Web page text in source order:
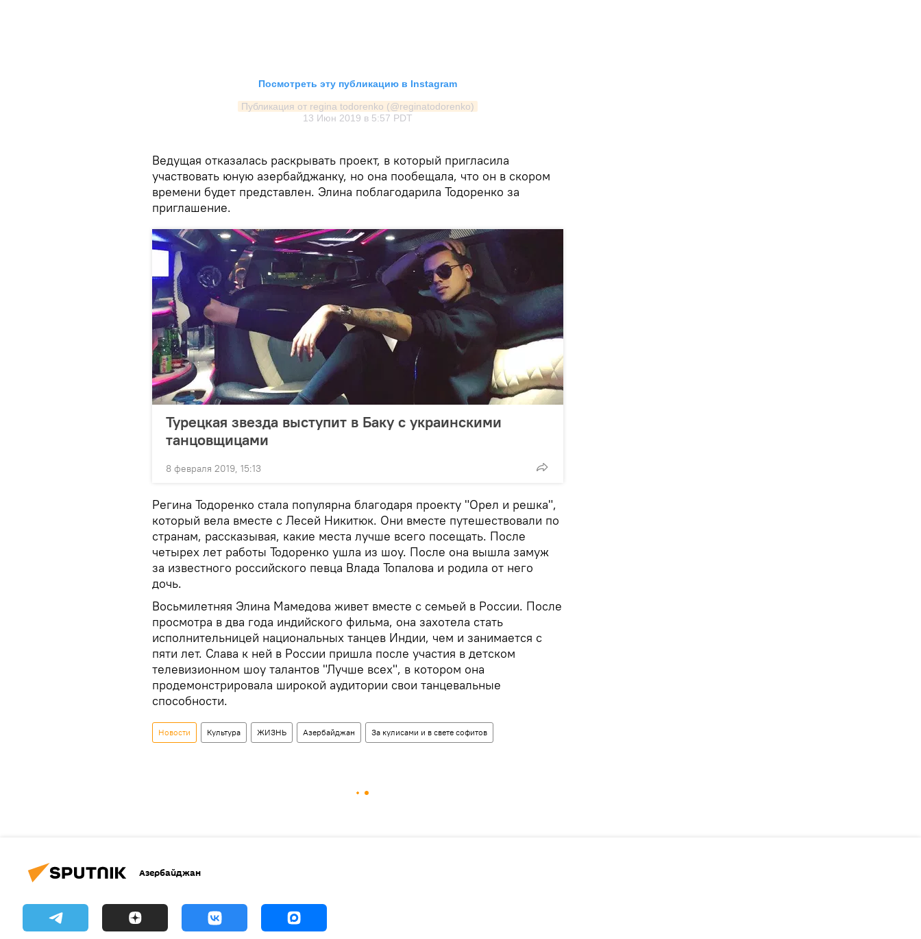
Посмотреть эту публикацию в Instagram
Публикация от regina todorenko (@reginatodorenko)
13 Июн 2019 в 5:57 PDT
Ведущая отказалась раскрывать проект, в который пригласила
участвовать юную азербайджанку, но она пообещала, что он в скором
времени будет представлен. Элина поблагодарила Тодоренко за
приглашение.
Турецкая звезда выступит в Баку с украинскими
танцовщицами
8 февраля 2019, 15:13
Регина Тодоренко стала популярна благодаря проекту "Орел и решка",
который вела вместе с Лесей Никитюк. Они вместе путешествовали по
странам, рассказывая, какие места лучше всего посещать. После
четырех лет работы Тодоренко ушла из шоу. После она вышла замуж
за известного российского певца Влада Топалова и родила от него
дочь.
Восьмилетняя Элина Мамедова живет вместе с семьей в России. После
просмотра в два года индийского фильма, она захотела стать
исполнительницей национальных танцев Индии, чем и занимается с
пяти лет. Слава к ней в России пришла после участия в детском
телевизионном шоу талантов "Лучше всех", в котором она
продемонстрировала широкой аудитории свои танцевальные
способности.
Новости Культура ЖИЗНЬ Азербайджан За кулисами и в свете софитов
Азербайджан